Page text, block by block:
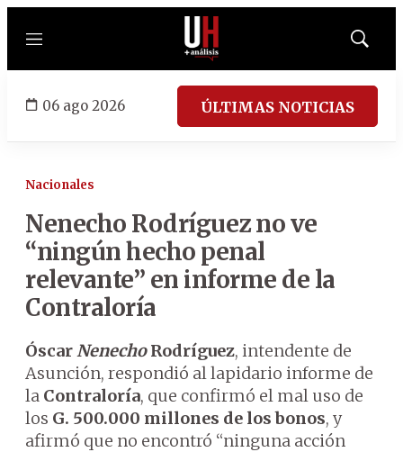
Menú
Mostrar
06 ago 2026 ÚLTIMAS NOTICIAS
Nacionales
Nenecho Rodríguez no ve
“ningún hecho penal
relevante” en informe de la
Contraloría
ÓscarNenechoRodríguez, intendente de
Asunción, respondió al lapidario informe de
la Contraloría, que confirmó el mal uso de
los G. 500.000 millones de los bonos, y
afirmó que no encontró “ninguna acción